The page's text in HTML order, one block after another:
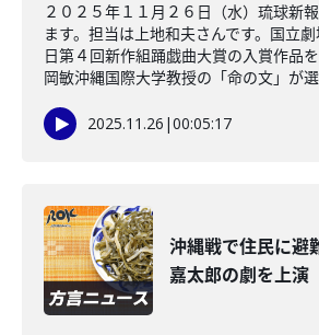
２０２５年１１月２６日（水）琉球新
ます。担当は上地和夫さんです。国立
日第４回新作組踊戯曲大賞の入賞作品
岡敏沖縄国際大学教授の「命の文」が
2025.11.26 |00:05:17
沖縄戦で住民に避
嘉太郎の劇を上